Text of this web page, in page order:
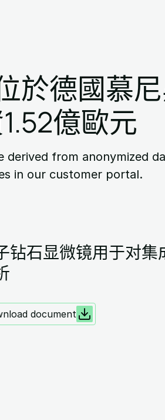
於德國慕
億歐元
derived from anonymized
in our customer portal.
钻石显微镜用于对
document